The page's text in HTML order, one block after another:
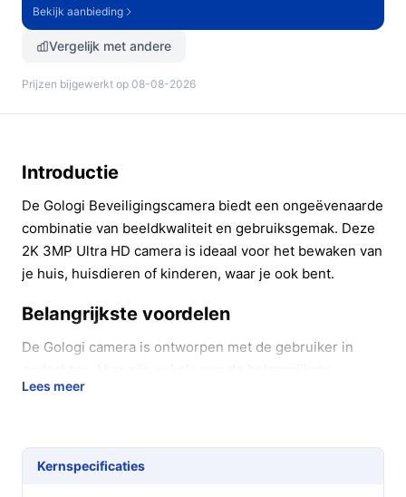
Bekijk aanbieding
Vergelijk met andere
Prijzen bijgewerkt op 08-08-2026
Introductie
De Gologi Beveiligingscamera biedt een ongeëvenaarde
combinatie van beeldkwaliteit en gebruiksgemak. Deze
2K 3MP Ultra HD camera is ideaal voor het bewaken van
je huis, huisdieren of kinderen, waar je ook bent.
Belangrijkste voordelen
De Gologi camera is ontworpen met de gebruiker in
voordelen:
resolutie zorgt voor kristalheldere beelden, zelfs
bij weinig licht.
Lees meer
Kernspecificaties